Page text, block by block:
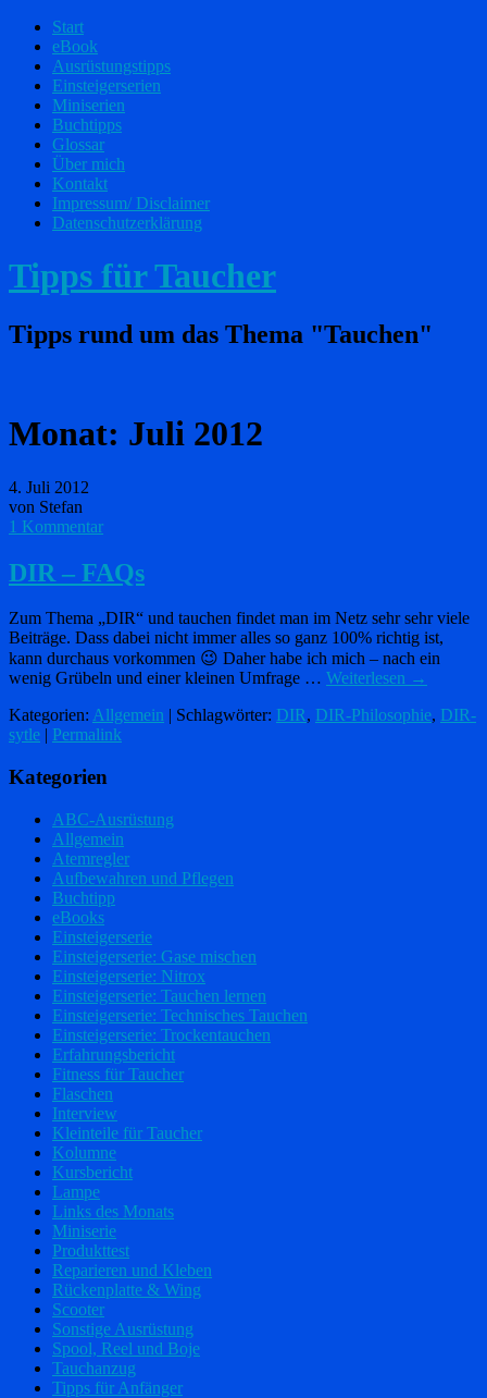
Start
eBook
Ausrüstungstipps
Einsteigerserien
Miniserien
Buchtipps
Glossar
Über mich
Kontakt
Impressum/ Disclaimer
Datenschutzerklärung
Tipps für Taucher
Tipps rund um das Thema "Tauchen"
Monat: Juli 2012
4. Juli 2012
von Stefan
1 Kommentar
DIR – FAQs
Zum Thema „DIR“ und tauchen findet man im Netz sehr sehr viele
Beiträge. Dass dabei nicht immer alles so ganz 100% richtig ist,
kann durchaus vorkommen 😉 Daher habe ich mich – nach ein
wenig Grübeln und einer kleinen Umfrage … Weiterlesen →
Kategorien: Allgemein | Schlagwörter: DIR, DIR-Philosophie, DIR-
sytle
Permalink
Kategorien
ABC-Ausrüstung
Allgemein
Atemregler
Aufbewahren und Pflegen
Buchtipp
eBooks
Einsteigerserie
Einsteigerserie: Gase mischen
Einsteigerserie: Nitrox
Einsteigerserie: Tauchen lernen
Einsteigerserie: Technisches Tauchen
Einsteigerserie: Trockentauchen
Erfahrungsbericht
Fitness für Taucher
Flaschen
Interview
Kleinteile für Taucher
Kolumne
Kursbericht
Lampe
Links des Monats
Miniserie
Produkttest
Reparieren und Kleben
Rückenplatte & Wing
Scooter
Sonstige Ausrüstung
Spool, Reel und Boje
Tauchanzug
Tipps für Anfänger